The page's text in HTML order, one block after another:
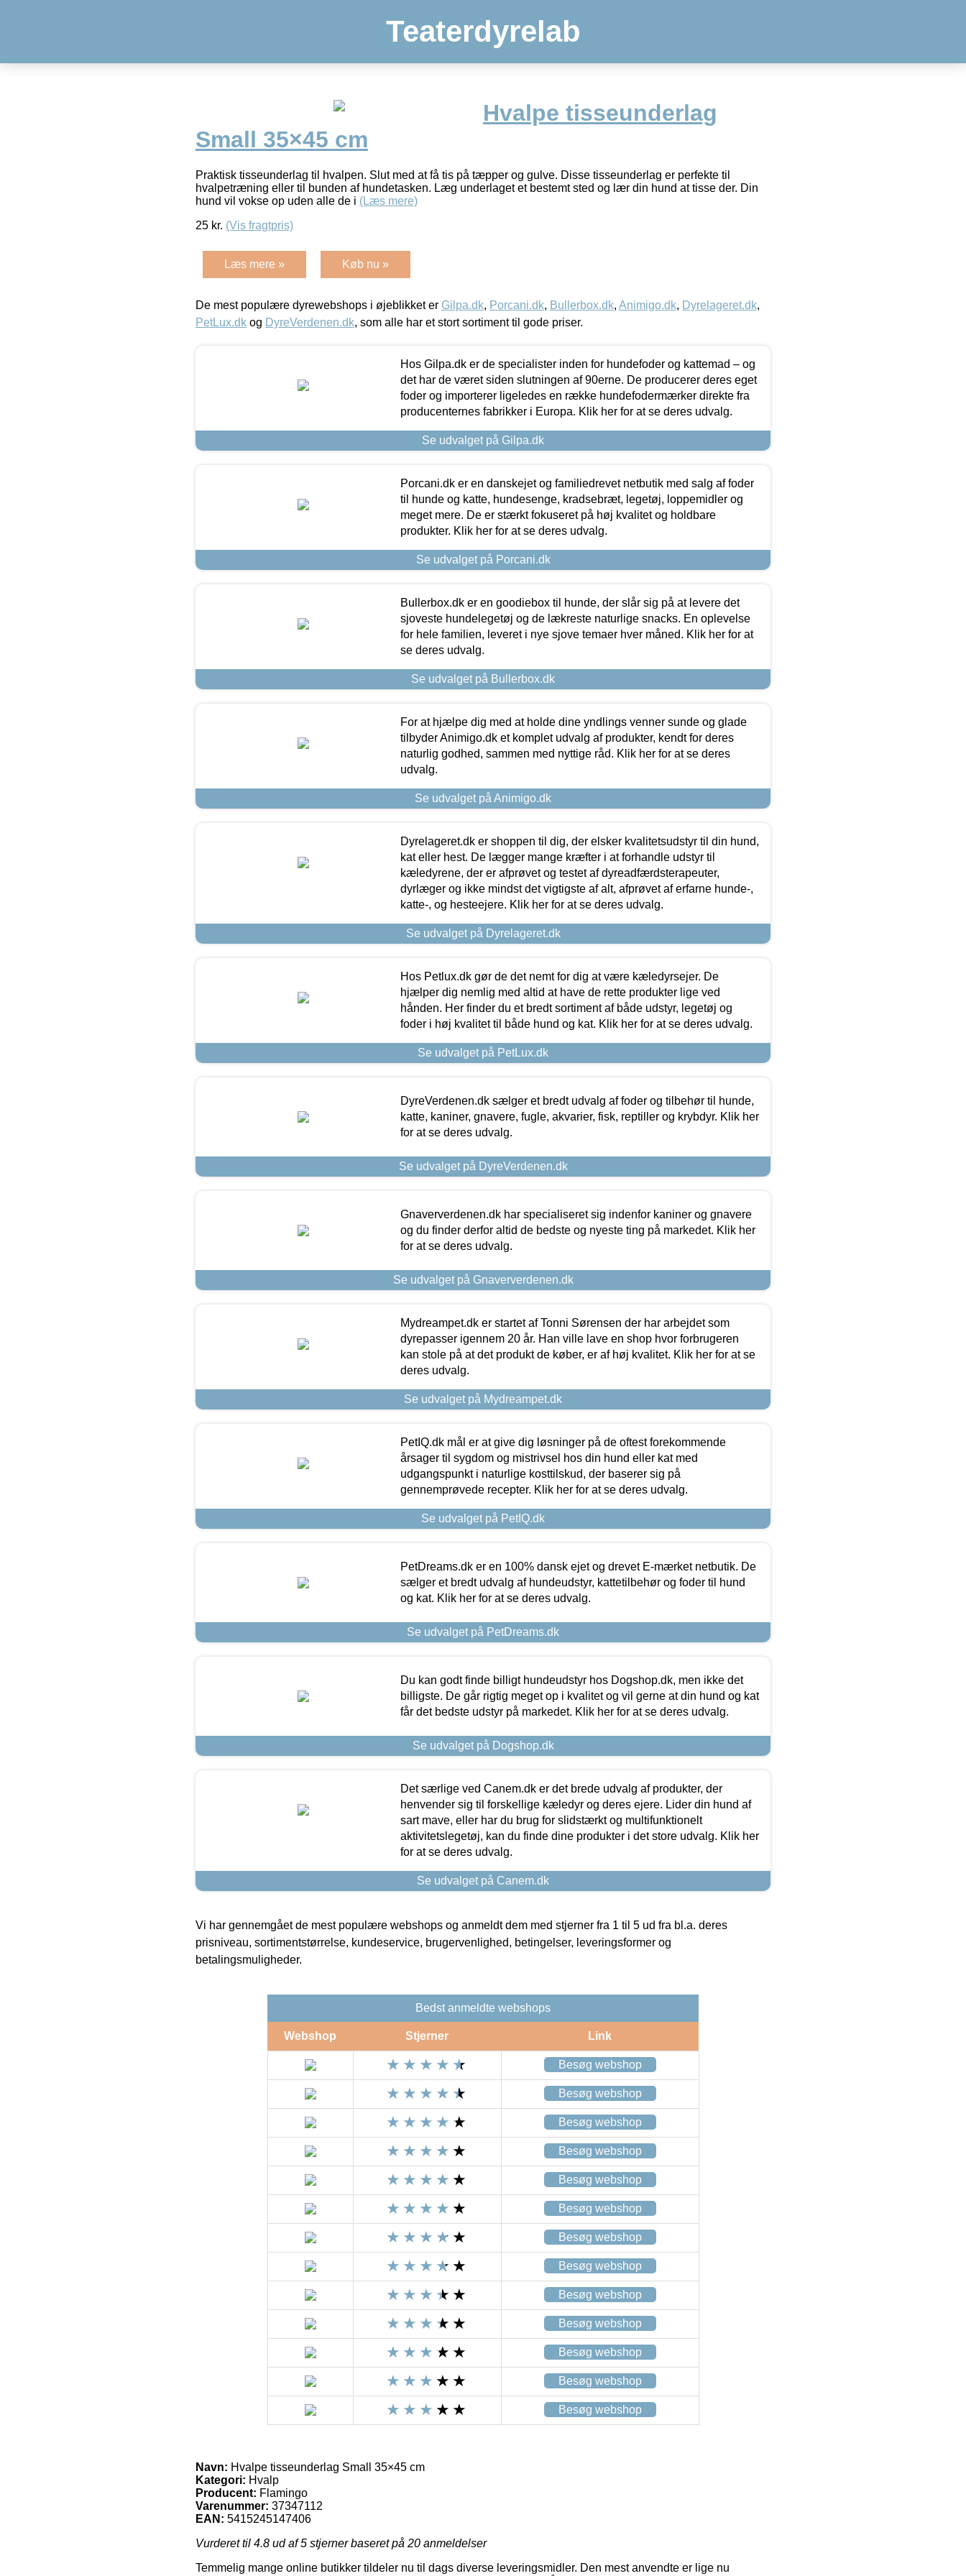
Teaterdyrelab
Hvalpe tisseunderlag
Small 35×45 cm
Praktisk tisseunderlag til hvalpen. Slut med at få tis på tæpper og gulve. Disse tisseunderlag er perfekte til
hvalpetræning eller til bunden af hundetasken. Læg underlaget et bestemt sted og lær din hund at tisse der. Din
hund vil vokse op uden alle de i (Læs mere)
25 kr. (Vis fragtpris)
Læs mere » Køb nu »
De mest populære dyrewebshops i øjeblikket er Gilpa.dk, Porcani.dk, Bullerbox.dk, Animigo.dk, Dyrelageret.dk,
PetLux.dk og DyreVerdenen.dk, som alle har et stort sortiment til gode priser.
Hos Gilpa.dk er de specialister inden for hundefoder og kattemad – og
det har de været siden slutningen af 90erne. De producerer deres eget
foder og importerer ligeledes en række hundefodermærker direkte fra
producenternes fabrikker i Europa. Klik her for at se deres udvalg.
Se udvalget på Gilpa.dk
Porcani.dk er en danskejet og familiedrevet netbutik med salg af foder
til hunde og katte, hundesenge, kradsebræt, legetøj, loppemidler og
meget mere. De er stærkt fokuseret på høj kvalitet og holdbare
produkter. Klik her for at se deres udvalg.
Se udvalget på Porcani.dk
Bullerbox.dk er en goodiebox til hunde, der slår sig på at levere det
sjoveste hundelegetøj og de lækreste naturlige snacks. En oplevelse
for hele familien, leveret i nye sjove temaer hver måned. Klik her for at
se deres udvalg.
Se udvalget på Bullerbox.dk
For at hjælpe dig med at holde dine yndlings venner sunde og glade
tilbyder Animigo.dk et komplet udvalg af produkter, kendt for deres
naturlig godhed, sammen med nyttige råd. Klik her for at se deres
udvalg.
Se udvalget på Animigo.dk
Dyrelageret.dk er shoppen til dig, der elsker kvalitetsudstyr til din hund,
kat eller hest. De lægger mange kræfter i at forhandle udstyr til
kæledyrene, der er afprøvet og testet af dyreadfærdsterapeuter,
dyrlæger og ikke mindst det vigtigste af alt, afprøvet af erfarne hunde-,
katte-, og hesteejere. Klik her for at se deres udvalg.
Se udvalget på Dyrelageret.dk
Hos Petlux.dk gør de det nemt for dig at være kæledyrsejer. De
hjælper dig nemlig med altid at have de rette produkter lige ved
hånden. Her finder du et bredt sortiment af både udstyr, legetøj og
foder i høj kvalitet til både hund og kat. Klik her for at se deres udvalg.
Se udvalget på PetLux.dk
DyreVerdenen.dk sælger et bredt udvalg af foder og tilbehør til hunde,
katte, kaniner, gnavere, fugle, akvarier, fisk, reptiller og krybdyr. Klik her
for at se deres udvalg.
Se udvalget på DyreVerdenen.dk
Gnaververdenen.dk har specialiseret sig indenfor kaniner og gnavere
og du finder derfor altid de bedste og nyeste ting på markedet. Klik her
for at se deres udvalg.
Se udvalget på Gnaververdenen.dk
Mydreampet.dk er startet af Tonni Sørensen der har arbejdet som
dyrepasser igennem 20 år. Han ville lave en shop hvor forbrugeren
kan stole på at det produkt de køber, er af høj kvalitet. Klik her for at se
deres udvalg.
Se udvalget på Mydreampet.dk
PetIQ.dk mål er at give dig løsninger på de oftest forekommende
årsager til sygdom og mistrivsel hos din hund eller kat med
udgangspunkt i naturlige kosttilskud, der baserer sig på
gennemprøvede recepter. Klik her for at se deres udvalg.
Se udvalget på PetIQ.dk
PetDreams.dk er en 100% dansk ejet og drevet E-mærket netbutik. De
sælger et bredt udvalg af hundeudstyr, kattetilbehør og foder til hund
og kat. Klik her for at se deres udvalg.
Se udvalget på PetDreams.dk
Du kan godt finde billigt hundeudstyr hos Dogshop.dk, men ikke det
billigste. De går rigtig meget op i kvalitet og vil gerne at din hund og kat
får det bedste udstyr på markedet. Klik her for at se deres udvalg.
Se udvalget på Dogshop.dk
Det særlige ved Canem.dk er det brede udvalg af produkter, der
henvender sig til forskellige kæledyr og deres ejere. Lider din hund af
sart mave, eller har du brug for slidstærkt og multifunktionelt
aktivitetslegetøj, kan du finde dine produkter i det store udvalg. Klik her
for at se deres udvalg.
Se udvalget på Canem.dk
Vi har gennemgået de mest populære webshops og anmeldt dem med stjerner fra 1 til 5 ud fra bl.a. deres
prisniveau, sortimentstørrelse, kundeservice, brugervenlighed, betingelser, leveringsformer og
betalingsmuligheder.
Bedst anmeldte webshops
Webshop Stjerner Link
Besøg webshop
Besøg webshop
Besøg webshop
Besøg webshop
Besøg webshop
Besøg webshop
Besøg webshop
Besøg webshop
Besøg webshop
Besøg webshop
Besøg webshop
Besøg webshop
Besøg webshop
Navn: Hvalpe tisseunderlag Small 35×45 cm
Kategori: Hvalp
Producent: Flamingo
Varenummer: 37347112
EAN: 5415245147406
Vurderet til 4.8 ud af 5 stjerner baseret på 20 anmeldelser
Temmelig mange online butikker tildeler nu til dags diverse leveringsmidler. Den mest anvendte er lige nu